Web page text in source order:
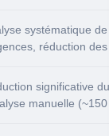
systématique de
réduction des
significative
manuelle (~150